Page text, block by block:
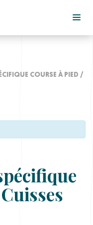
COURSE À PIED /